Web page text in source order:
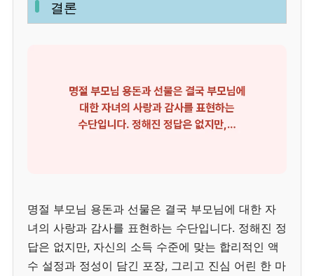
결론
명절 부모님 용돈과 선물은 결국 부모님에 대한 자
녀의 사랑과 감사를 표현하는 수단입니다. 정해진 정
답은 없지만, 자신의 소득 수준에 맞는 합리적인 액
수 설정과 정성이 담긴 포장, 그리고 진심 어린 한 마